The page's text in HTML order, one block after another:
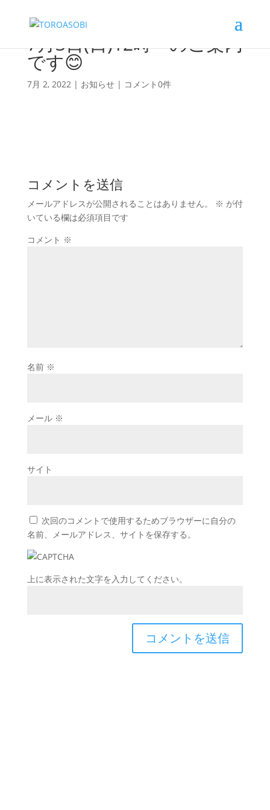
7月3日(日)12時～のご案内
です😊
7月 2, 2022| お知らせ| コメント0件
コメントを送信
メールアドレスが公開されることはありません。 ※ が付
いている欄は必須項目です
コメント ※
名前 ※
メール ※
サイト
次回のコメントで使用するためブラウザーに自分の
名前、メールアドレス、サイトを保存する。
上に表示された文字を入力してください。